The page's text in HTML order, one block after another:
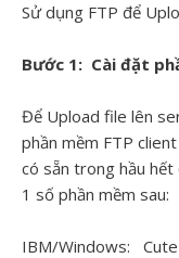
Sử dụng FTP để
Bước 1: Cài đặt
Để Upload file lên
phần mềm FTP
có sẵn trong hầu hết
1 số phần mềm sau:
IBM/Windows: